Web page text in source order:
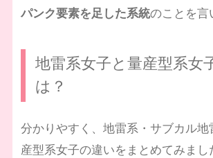
パンク要素を足した系統のことを言
地雷系女子と量産型系女
は？
分かりやすく、地雷系・サブカル地
産型系女子の違いをまとめてみまし